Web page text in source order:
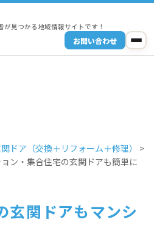
見つかる地域情報サイトです！
お問い合わせ
ドア（交換＋リフォーム＋修理）
>
ン・集合住宅の玄関ドアも簡単に
玄関ドアもマンシ